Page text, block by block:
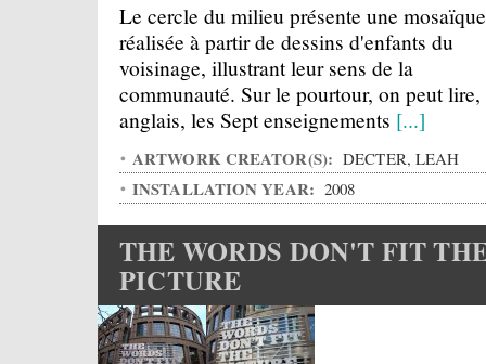
Le cercle du milieu présente une mosaïque
réalisée à partir de dessins d'enfants du
voisinage, illustrant leur sens de la
communauté. Sur le pourtour, on peut lire,
anglais, les Sept enseignements [...]
ARTWORK CREATOR(S): DECTER, LEAH
INSTALLATION YEAR: 2008
THE WORDS DON'T FIT
PICTURE